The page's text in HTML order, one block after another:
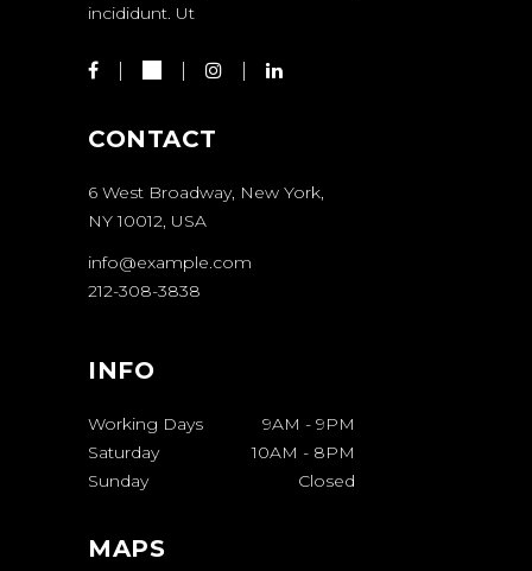
incididunt. Ut
CONTACT
6 West Broadway, New York,
NY 10012, USA
info@example.com
212-308-3838
INFO
Working Days 9AM - 9PM
Saturday
10AM - 8PM
Sunday
Closed
MAPS